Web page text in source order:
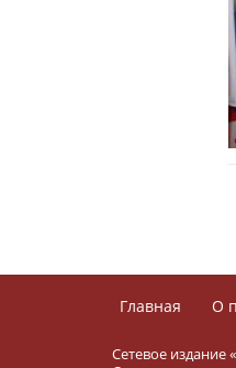
Главная О
Сетевое издание